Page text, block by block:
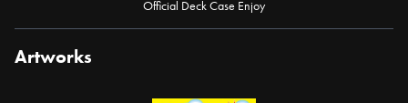
Official Deck Case Enjoy
Artworks